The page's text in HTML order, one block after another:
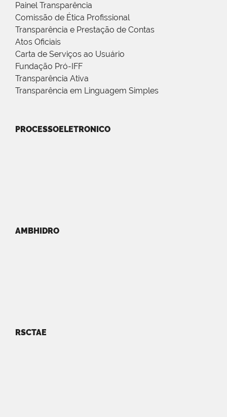
Painel Transparência
Comissão de Ética Profissional
Transparência e Prestação de Contas
Atos Oficiais
Carta de Serviços ao Usuário
Fundação Pró-IFF
Transparência Ativa
Transparência em Linguagem Simples
PROCESSOELETRONICO
AMBHIDRO
RSCTAE